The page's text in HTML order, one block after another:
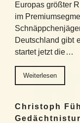
Europas größter
im
Deutschland gibt
startet jetzt die…
Weiterlesen
Christoph